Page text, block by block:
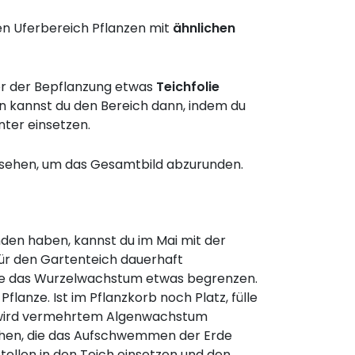
Uferbereich Pflanzen mit ähnlichen
der Bepflanzung etwas Teichfolie
du den Bereich dann, indem du
einsetzen.
um das Gesamtbild abzurunden.
haben, kannst du im Mai mit der
den Gartenteich dauerhaft
das Wurzelwachstum etwas begrenzen.
Ist im Pflanzkorb noch Platz, fülle
vermehrtem Algenwachstum
die das Aufschwemmen der Erde